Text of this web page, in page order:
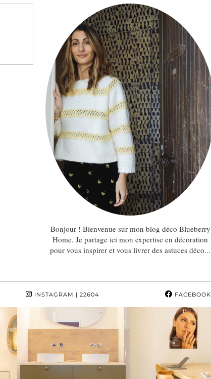
Bonjour ! Bienvenue sur mon blog déco Blueberry
Home. Je partage ici mon expertise en décoration
pour vous inspirer et vous livrer des astuces déco...
INSTAGRAM | 22604 FACEBOOK